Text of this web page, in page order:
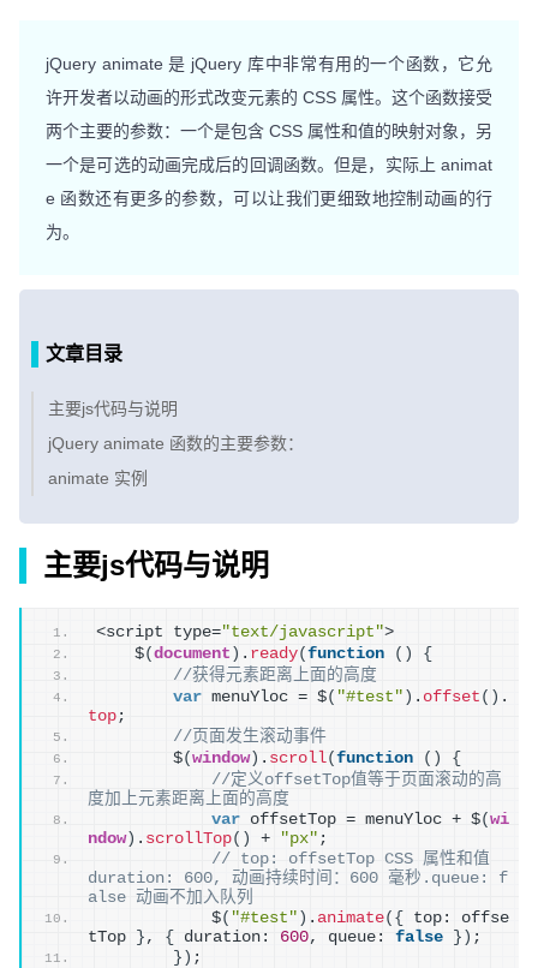
jQuery animate 是 jQuery 库中非常有用的一个函数，它允
许开发者以动画的形式改变元素的 CSS 属性。这个函数接受
两个主要的参数：一个是包含 CSS 属性和值的映射对象，另
一个是可选的动画完成后的回调函数。但是，实际上 animat
e 函数还有更多的参数，可以让我们更细致地控制动画的行
为。
文章目录
主要js代码与说明
jQuery animate 函数的主要参数：
animate 实例
主要js代码与说明
<script type="text/javascript">
    $
( document ) . ready( function ( )
{
//获得元素距离上面的高度
var menuYloc = $( "#test" ) . offset ( ) .
top ;
//页面发生滚动事件
        $
(window) . scroll(function ( )
{
//定义offsetTop值等于页面滚动的高
度加上元素距离上面的高度
var offsetTop = menuYloc + $( wi
ndow) . scrollTop( ) + "px" ;
// top: offsetTop CSS 属性和值
duration: 600, 动画持续时间：600 毫秒.queue: f
alse 动画不加入队列
            $
( "#test" ) . animate( {
top: offse
tTop
} , { duration: 600, queue: false } ) ;
} ) ;